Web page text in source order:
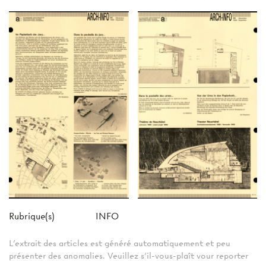
Rubrique(s) INFO
L'extrait des articles est généré automatiquement et peu
présenter des anomalies. Veuillez s'il-vous-plaît vour reporter